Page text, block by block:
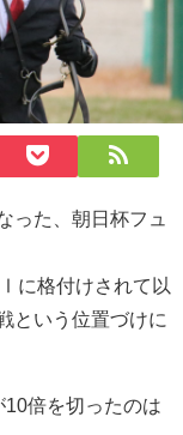
った、朝日杯フュ
に格付けされて以
という位置づけに
倍を切ったのは